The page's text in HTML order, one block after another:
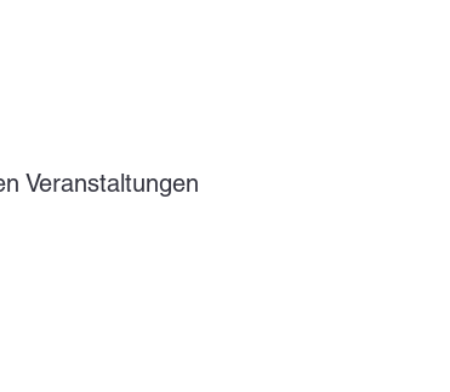
Veranstaltungen